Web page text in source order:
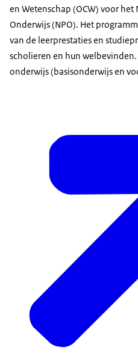
en Wetenschap (OCW) voor
Onderwijs (NPO). Het
van de leerprestaties en
scholieren en hun
onderwijs (basisonderwijs en